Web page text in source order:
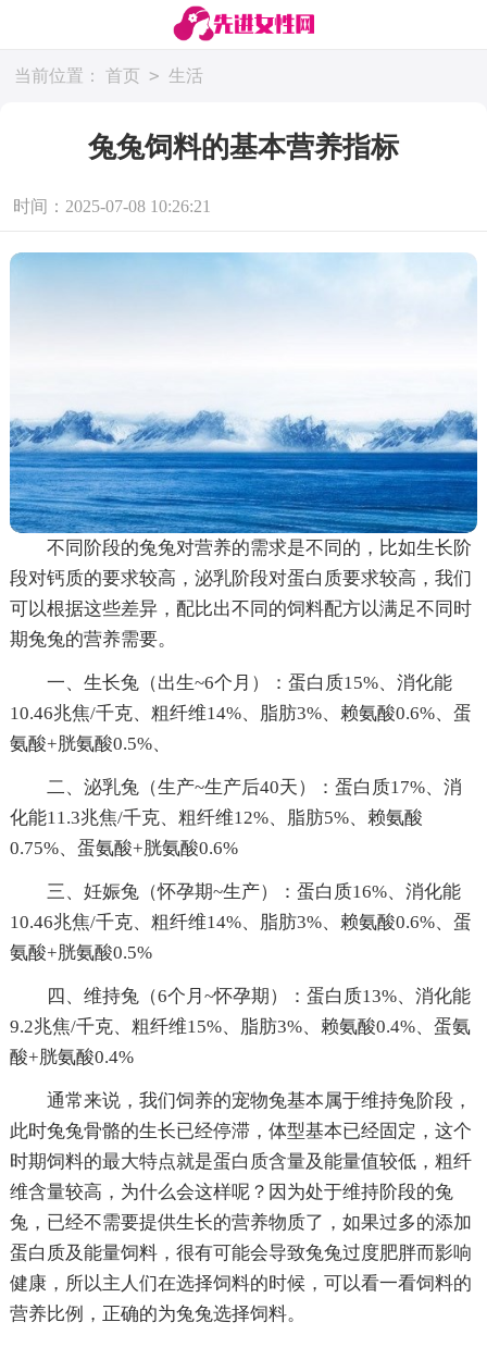
当前位置： 首页 > 生活
兔兔饲料的基本营养指标
时间：2025-07-08 10:26:21
不同阶段的兔兔对营养的需求是不同的，比如生长阶
段对钙质的要求较高，泌乳阶段对蛋白质要求较高，我们
可以根据这些差异，配比出不同的饲料配方以满足不同时
期兔兔的营养需要。
一、生长兔（出生~6个月）：蛋白质15%、消化能
10.46兆焦/千克、粗纤维14%、脂肪3%、赖氨酸0.6%、蛋
氨酸+胱氨酸0.5%、
二、泌乳兔（生产~生产后40天）：蛋白质17%、消
化能11.3兆焦/千克、粗纤维12%、脂肪5%、赖氨酸
0.75%、蛋氨酸+胱氨酸0.6%
三、妊娠兔（怀孕期~生产）：蛋白质16%、消化能
10.46兆焦/千克、粗纤维14%、脂肪3%、赖氨酸0.6%、蛋
氨酸+胱氨酸0.5%
四、维持兔（6个月~怀孕期）：蛋白质13%、消化能
9.2兆焦/千克、粗纤维15%、脂肪3%、赖氨酸0.4%、蛋氨
酸+胱氨酸0.4%
通常来说，我们饲养的宠物兔基本属于维持兔阶段，
此时兔兔骨骼的生长已经停滞，体型基本已经固定，这个
时期饲料的最大特点就是蛋白质含量及能量值较低，粗纤
维含量较高，为什么会这样呢？因为处于维持阶段的兔
兔，已经不需要提供生长的营养物质了，如果过多的添加
蛋白质及能量饲料，很有可能会导致兔兔过度肥胖而影响
健康，所以主人们在选择饲料的时候，可以看一看饲料的
营养比例，正确的为兔兔选择饲料。